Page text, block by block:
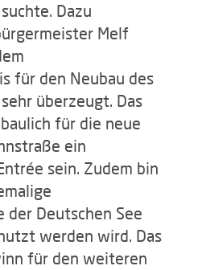
Dazu
Melf
für den Neubau des
überzeugt. Das
für die neue
ein
sein. Zudem bin
Deutschen See
werden wird. Das
für den weiteren